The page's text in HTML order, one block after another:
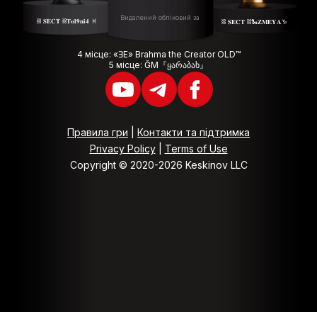
Видалений обліковий запис
⛓ 𝐒𝐄𝐂𝐓 ⛓𝐓𝐨𝐥𝟗𝐧𝐢𝟒 ♓️ ⛓ 𝐒𝐄𝐂𝐓 ⛓🐍𝐙𝐌𝐄𝐘𝐀♑️
4 місце: «ƎЕ» Brahma the Creator OLD™
5 місце: ĞM『ყარაბახ』
Правила гри
Контакти та підтримка
Privacy Policy| Terms of Use
Copyright © 2020-2026 Keskinov LLC